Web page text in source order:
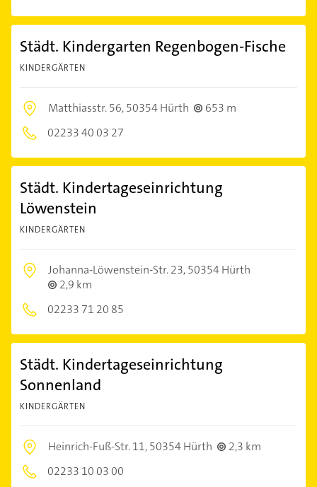
Städt. Kindergarten Regenbogen-Fische
KINDERGÄRTEN
Matthiasstr. 56,50354 Hürth
653 m
02233 40 03 27
Städt. Kindertageseinrichtung
Löwenstein
KINDERGÄRTEN
Johanna-Löwenstein-Str. 23,50354 Hürth
2,9 km
02233 71 20 85
Städt. Kindertageseinrichtung
Sonnenland
KINDERGÄRTEN
Heinrich-Fuß-Str. 11,50354 Hürth
2,3 km
02233 10 03 00